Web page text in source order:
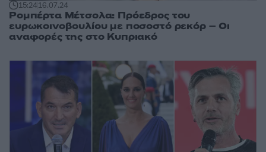
15:2416.07.24
Ρομπέρτα Μέτσολα: Πρόεδρος του
ευρωκοινοβουλίου με ποσοστό ρεκόρ – Οι
αναφορές της στο Κυπριακό